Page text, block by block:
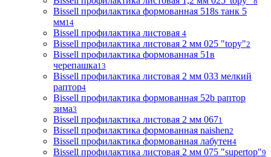
Bissell профилактика формованная 518s танк 5
мм14
Bissell профилактика листовая 4
Bissell профилактика листовая 2 мм 025 "topy"2
Bissell профилактика формованная 51в
черепашка13
Bissell профилактика листовая 2 мм 033 мелкий
раптор4
Bissell профилактика формованная 52b раптор
зима3
Bissell профилактика листовая 2 мм 0671
Bissell профилактика формованная naishen2
Bissell профилактика формованная лабутен4
Bissell профилактика листовая 2 мм 075 "supertop"9